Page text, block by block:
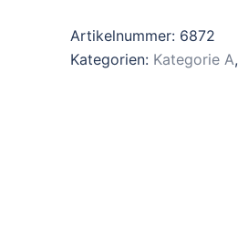
Artikelnummer: 6872
Kategorien: Kategorie A,